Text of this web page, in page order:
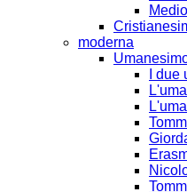
moderna
I